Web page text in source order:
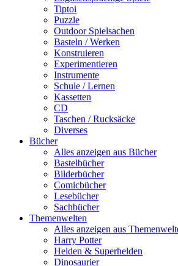
Tiptoi
Puzzle
Outdoor Spielsachen
Basteln / Werken
Konstruieren
Experimentieren
Instrumente
Schule / Lernen
Kassetten
CD
Taschen / Rucksäcke
Diverses
Bücher
Alles anzeigen aus Bücher
Bastelbücher
Bilderbücher
Comicbücher
Lesebücher
Sachbücher
Themenwelten
Alles anzeigen aus
Harry Potter
Helden & Superhelden
Dinosaurier